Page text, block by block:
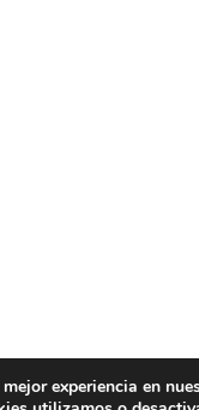
experiencia en